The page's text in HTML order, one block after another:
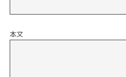
本文